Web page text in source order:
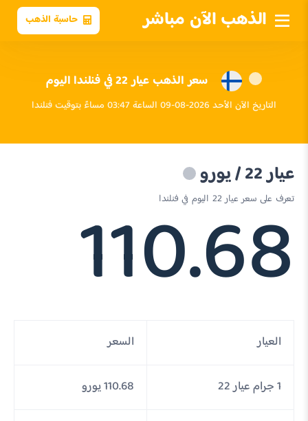
الذهب الآن مباشر حاسبة الذهب
سعر الذهب عيار 22 في فنلندا اليوم
التاريخ الآن الأحد 2026-08-09 الساعة 03:47 مساءً بتوقيت فنلندا
عيار 22 / يورو
تعرف على سعر عيار 22 اليوم في فنلندا
110.68
العيار السعر
1 جرام عيار 22 110.68 يورو